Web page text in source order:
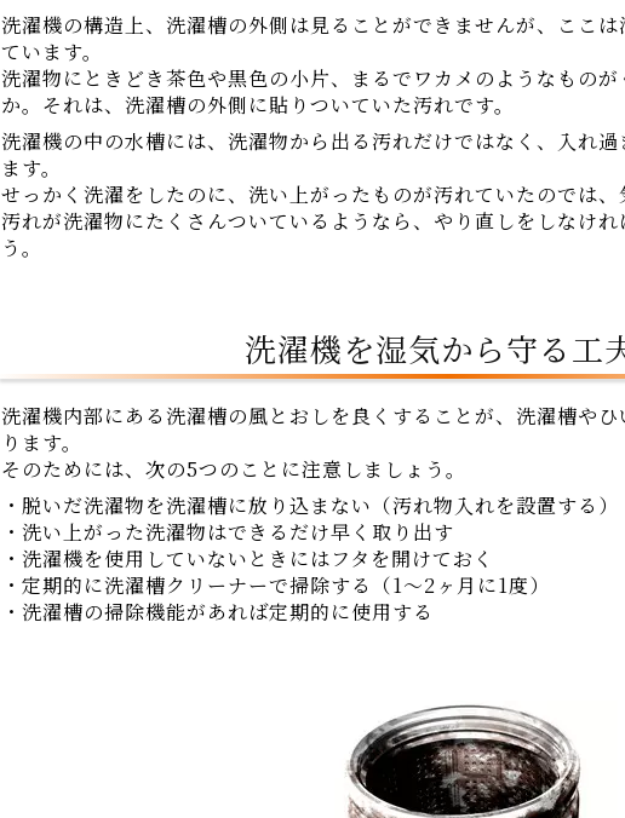
洗濯機の構造上、洗濯槽の外側は見ることができませんが、ここ
ています。
洗濯物にときどき茶色や黒色の小片、まるでワカメのようなもの
か。それは、洗濯槽の外側に貼りついていた汚れです。
洗濯機の中の水槽には、洗濯物から出る汚れだけではなく、入れ
ます。
せっかく洗濯をしたのに、洗い上がったものが汚れていたのでは
汚れが洗濯物にたくさんついているようなら、やり直しをしなけ
う。
洗濯機を湿気から守る工
洗濯機内部にある洗濯槽の風とおしを良くすることが、洗濯槽や
ります。
そのためには、次の5つのことに注意しましょう。
・脱いだ洗濯物を洗濯槽に放り込まない（汚れ物入れを設置する）
・洗い上がった洗濯物はできるだけ早く取り出す
・洗濯機を使用していないときにはフタを開けておく
・定期的に洗濯槽クリーナーで掃除する（1～2ヶ月に1度）
・洗濯槽の掃除機能があれば定期的に使用する